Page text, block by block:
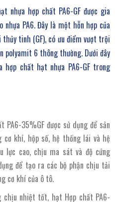
nhựa hợp chất PA6-GF được gia
PA6. Đây là một hỗn hợp của
tinh (GF), có ưu điểm vượt trội
polyamit 6 thông thường. Dưới đây
chất hạt nhựa PA6-GF trong
35%GF được sử dụng để sản
khí, hộp số, hệ thống lái và hệ
lực cao, chịu ma sát và độ cứng
để tạo ra các bộ phận chịu tải
cơ khí của ô tô.
nhiệt tốt, hạt Hợp chất PA6-